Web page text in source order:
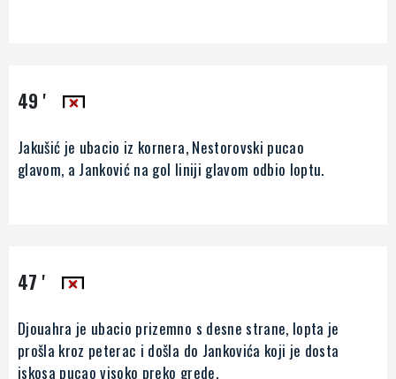
49 '
Jakušić je ubacio iz kornera, Nestorovski pucao
glavom, a Janković na gol liniji glavom odbio loptu.
47 '
Djouahra je ubacio prizemno s desne strane, lopta je
prošla kroz peterac i došla do Jankovića koji je dosta
iskosa pucao visoko preko grede.